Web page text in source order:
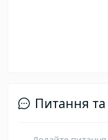
Питання та